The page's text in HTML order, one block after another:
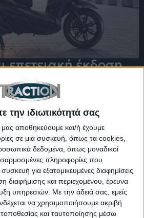
την ιδιωτικότητά σας
μας αποθηκεύουμε και/ή έχουμε
σε μια συσκευή, όπως τα cookies,
δεδομένα, όπως μοναδικοί
πληροφορίες που
για εξατομικευμένες διαφημίσεις
διαφήμισης και περιεχομένου, έρευνα
υπηρεσιών. Με την άδειά σας, εμείς
να χρησιμοποιήσουμε ακριβή
και ταυτοποίησης μέσω
επετειακή έκδοση
των Ιταλών –